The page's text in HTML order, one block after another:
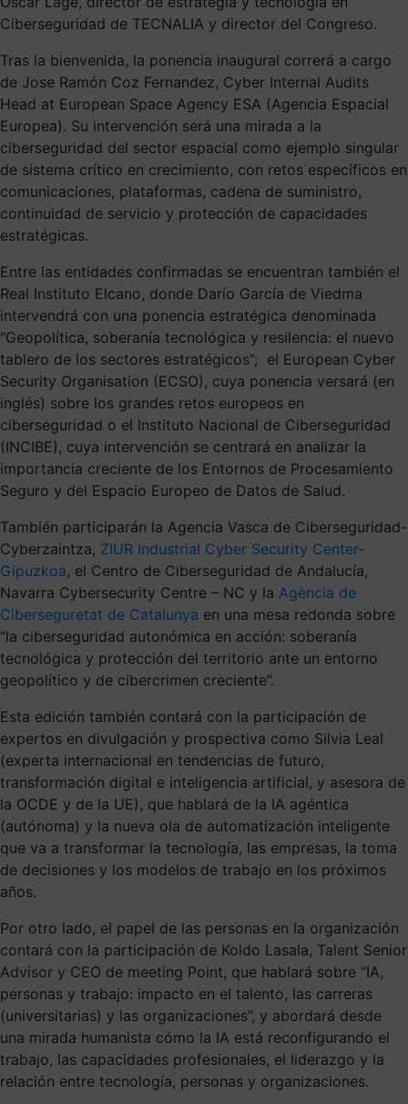
Ciberseguridad de TECNALIA y director del Congreso.
Tras la bienvenida, la ponencia inaugural correrá a cargo
de Jose Ramón Coz Fernandez, Cyber Internal Audits
Head at European Space Agency ESA (Agencia Espacial
Europea). Su intervención será una mirada a la
ciberseguridad del sector espacial como ejemplo singular
de sistema crítico en crecimiento, con retos específicos en
comunicaciones, plataformas, cadena de suministro,
continuidad de servicio y protección de capacidades
estratégicas.
Entre las entidades confirmadas se encuentran también el
Real Instituto Elcano, donde Darío García de Viedma
intervendrá con una ponencia estratégica denominada
“Geopolítica, soberanía tecnológica y resilencia: el nuevo
tablero de los sectores estratégicos”; el European Cyber
Security Organisation (ECSO), cuya ponencia versará (en
inglés) sobre los grandes retos europeos en
ciberseguridad o el Instituto Nacional de Ciberseguridad
(INCIBE), cuya intervención se centrará en analizar la
importancia creciente de los Entornos de Procesamiento
Seguro y del Espacio Europeo de Datos de Salud.
También participarán la Agencia Vasca de Ciberseguridad-
Cyberzaintza, ZIUR Industrial Cyber Security Center-
Gipuzkoa, el Centro de Ciberseguridad de Andalucía,
Navarra Cybersecurity Centre – NC y la Agència de
Ciberseguretat de Catalunya en una mesa redonda sobre
“la ciberseguridad autonómica en acción: soberanía
tecnológica y protección del territorio ante un entorno
geopolítico y de cibercrimen creciente”.
Esta edición también contará con la participación de
expertos en divulgación y prospectiva como Silvia Leal
(experta internacional en tendencias de futuro,
transformación digital e inteligencia artificial, y asesora de
la OCDE y de la UE), que hablará de la IA agéntica
(autónoma) y la nueva ola de automatización inteligente
que va a transformar la tecnología, las empresas, la toma
de decisiones y los modelos de trabajo en los próximos
años.
Por otro lado, el papel de las personas en la organización
contará con la participación de Koldo Lasala, Talent Senior
Advisor y CEO de meeting Point, que hablará sobre “IA,
personas y trabajo: impacto en el talento, las carreras
(universitarias) y las organizaciones”, y abordará desde
una mirada humanista cómo la IA está reconfigurando el
trabajo, las capacidades profesionales, el liderazgo y la
relación entre tecnología, personas y organizaciones.